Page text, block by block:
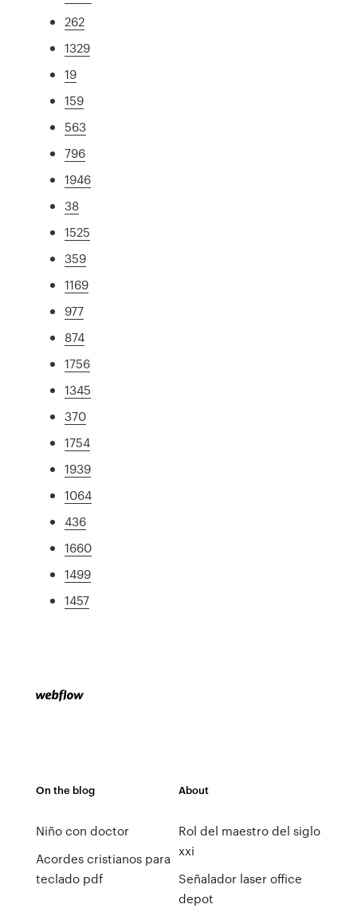
262
1329
19
159
563
796
1946
38
1525
359
1169
977
874
1756
1345
370
1754
1939
1064
436
1660
1499
1457
On the blog
Niño con doctor
Acordes cristianos para
teclado pdf
About
Rol del maestro del siglo
xxi
Señalador laser office
depot